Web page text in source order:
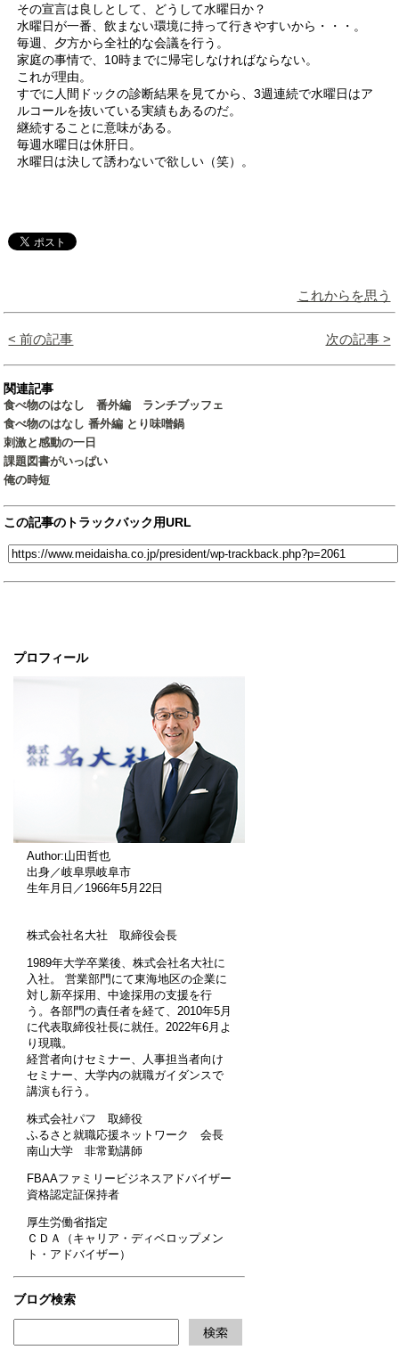
プロフィール
Author:山田哲也
出身／岐阜県岐阜市
生年月日／1966年5月22日
株式会社名大社 取締役会長
1989年大学卒業後、株式会社名大社に
入社。 営業部門にて東海地区の企業に
対し新卒採用、中途採用の支援を行
う。各部門の責任者を経て、2010年5月
に代表取締役社長に就任。2022年6月よ
り現職。
経営者向けセミナー、人事担当者向け
セミナー、大学内の就職ガイダンスで
講演も行う。
株式会社パフ 取締役
ふるさと就職応援ネットワーク 会長
南山大学 非常勤講師
FBAAファミリービジネスアドバイザー
資格認定証保持者
厚生労働省指定
ＣＤＡ（キャリア・ディベロップメン
ト・アドバイザー）
ブログ検索
その宣言は良しとして、どうして水曜日か？
水曜日が一番、飲まない環境に持って行きやすいから・・・。
毎週、夕方から全社的な会議を行う。
家庭の事情で、10時までに帰宅しなければならない。
これが理由。
すでに人間ドックの診断結果を見てから、3週連続で水曜日はア
ルコールを抜いている実績もあるのだ。
継続することに意味がある。
毎週水曜日は休肝日。
水曜日は決して誘わないで欲しい（笑）。
これからを思う
< 前の記事 次の記事 >
関連記事
食べ物のはなし 番外編 ランチブッフェ
食べ物のはなし 番外編 とり味噌鍋
刺激と感動の一日
課題図書がいっぱい
俺の時短
この記事のトラックバック用URL